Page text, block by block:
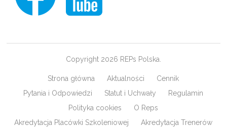
Copyright 2026 REPs Polska.
Strona główna Aktualności
Cennik
Pytania i Odpowiedzi
Statut i Uchwały
Regulamin
Polityka cookies
O Reps
Akredytacja Placówki Szkoleniowej
Akredytacja Trenerów